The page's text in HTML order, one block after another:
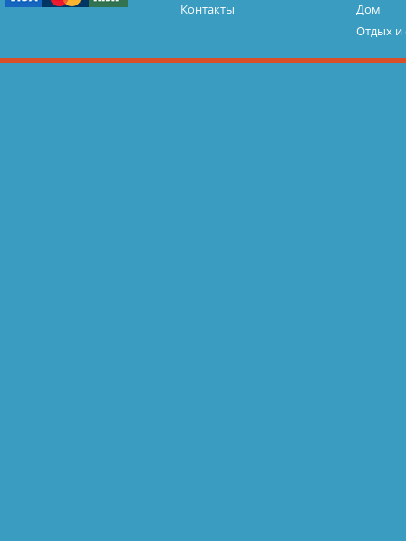
Контакты
Дом
Отдых и